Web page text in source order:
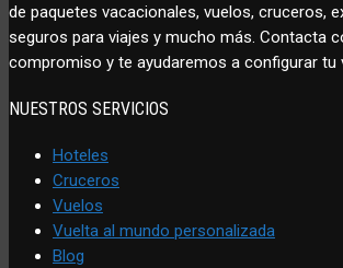
de paquetes vacacionales, vuelos, cruceros,
seguros para viajes y mucho más. Contacta
compromiso y te ayudaremos a configurar tu
NUESTROS SERVICIOS
Hoteles
Cruceros
Vuelos
Vuelta al mundo personalizada
Blog